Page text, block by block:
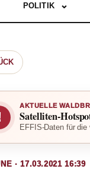
POLITIK
AKTUELLE
Satelliten-
EFFIS-Daten für die
· 17.03.2021 16:39